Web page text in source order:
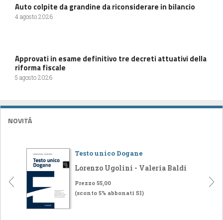
Auto colpite da grandine da riconsiderare in bilancio
4 agosto 2026
Approvati in esame definitivo tre decreti attuativi della
riforma fiscale
5 agosto 2026
NOVITÁ
Testo unico Dogane
Lorenzo Ugolini - Valeria Baldi
Prezzo 55,00
(sconto 5% abbonati SI)